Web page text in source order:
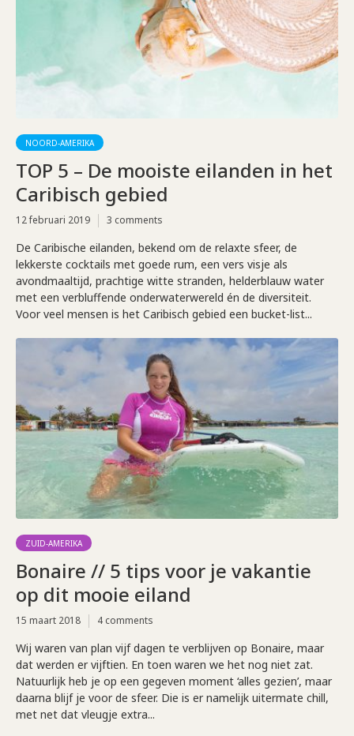
NOORD-AMERIKA
TOP 5 – De mooiste eilanden in het
Caribisch gebied
12 februari 2019 3 comments
De Caribische eilanden, bekend om de relaxte sfeer, de
lekkerste cocktails met goede rum, een vers visje als
avondmaaltijd, prachtige witte stranden, helderblauw water
met een verbluffende onderwaterwereld én de diversiteit.
Voor veel mensen is het Caribisch gebied een bucket-list...
ZUID-AMERIKA
Bonaire // 5 tips voor je vakantie
op dit mooie eiland
15 maart 2018 4 comments
Wij waren van plan vijf dagen te verblijven op Bonaire, maar
dat werden er vijftien. En toen waren we het nog niet zat.
Natuurlijk heb je op een gegeven moment ‘alles gezien’, maar
daarna blijf je voor de sfeer. Die is er namelijk uitermate chill,
met net dat vleugje extra...